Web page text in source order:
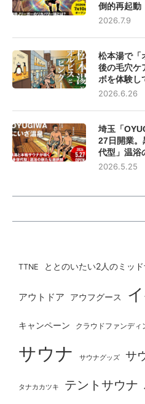
倒的再起動
2026.7.9
松本湯で「
後の毛穴ケ
ボを体験し
2026.6.26
埼玉「
27日開業。
代型」温浴
2026.5.25
TTNE ととのいたい2人のミッ
アウトドア アウフグース
キャンペーン クラウドファンディ
サウナ サウナグッズ サ
タナカカツキ テントサウナ